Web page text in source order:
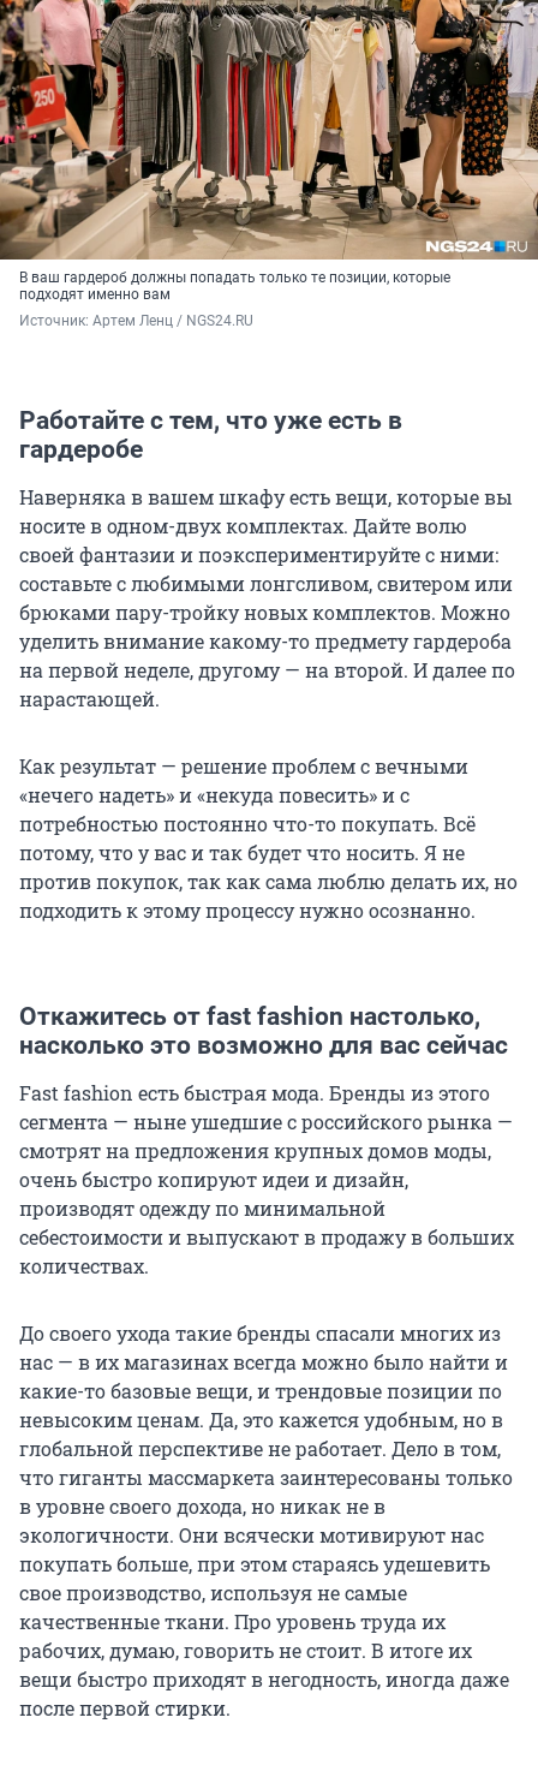
В ваш гардероб должны попадать только те позиции, которые
подходят именно вам
Источник: Артем Ленц / NGS24.RU
Работайте с тем, что уже есть в
гардеробе
Наверняка в вашем шкафу есть вещи, которые вы
носите в одном-двух комплектах. Дайте волю
своей фантазии и поэкспериментируйте с ними:
составьте с любимыми лонгсливом, свитером или
брюками пару-тройку новых комплектов. Можно
уделить внимание какому-то предмету гардероба
на первой неделе, другому — на второй. И далее по
нарастающей.
Как результат — решение проблем с вечными
«нечего надеть» и «некуда повесить» и с
потребностью постоянно что-то покупать. Всё
потому, что у вас и так будет что носить. Я не
против покупок, так как сама люблю делать их, но
подходить к этому процессу нужно осознанно.
Откажитесь от fast fashion настолько,
насколько это возможно для вас сейчас
Fast fashion есть быстрая мода. Бренды из этого
сегмента — ныне ушедшие с российского рынка —
смотрят на предложения крупных домов моды,
очень быстро копируют идеи и дизайн,
производят одежду по минимальной
себестоимости и выпускают в продажу в больших
количествах.
До своего ухода такие бренды спасали многих из
нас — в их магазинах всегда можно было найти и
какие-то базовые вещи, и трендовые позиции по
невысоким ценам. Да, это кажется удобным, но в
глобальной перспективе не работает. Дело в том,
что гиганты массмаркета заинтересованы только
в уровне своего дохода, но никак не в
экологичности. Они всячески мотивируют нас
покупать больше, при этом стараясь удешевить
свое производство, используя не самые
качественные ткани. Про уровень труда их
рабочих, думаю, говорить не стоит. В итоге их
вещи быстро приходят в негодность, иногда даже
после первой стирки.